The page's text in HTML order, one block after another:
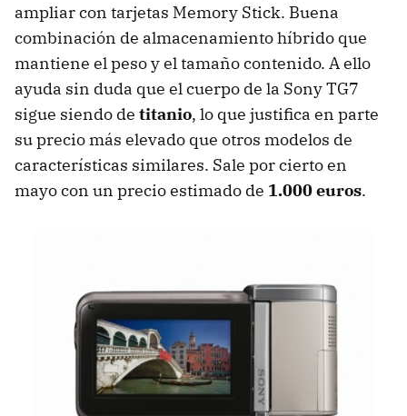
ampliar con tarjetas Memory Stick. Buena
combinación de almacenamiento híbrido que
mantiene el peso y el tamaño contenido. A ello
ayuda sin duda que el cuerpo de la Sony TG7
sigue siendo de titanio, lo que justifica en parte
su precio más elevado que otros modelos de
características similares. Sale por cierto en
mayo con un precio estimado de 1.000 euros.